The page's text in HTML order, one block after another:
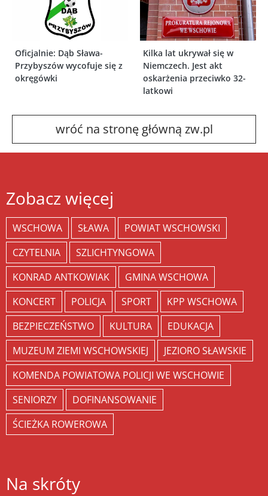
Oficjalnie: Dąb Sława-
Przybyszów wycofuje się z
okręgówki
Kilka lat ukrywał się w
Niemczech. Jest akt
oskarżenia przeciwko 32-
latkowi
wróć na stronę główną zw.pl
Zobacz więcej
WSCHOWA SŁAWA
POWIAT WSCHOWSKI
CZYTELNIA
SZLICHTYNGOWA
KONRAD ANTKOWIAK
GMINA WSCHOWA
KONCERT
POLICJA SPORT
KPP WSCHOWA
BEZPIECZEŃSTWO
KULTURA
EDUKACJA
MUZEUM ZIEMI WSCHOWSKIEJ
JEZIORO SŁAWSKIE
KOMENDA POWIATOWA POLICJI WE WSCHOWIE
SENIORZY
DOFINANSOWANIE
ŚCIEŻKA ROWEROWA
Na skróty